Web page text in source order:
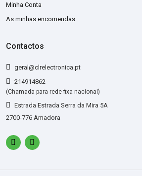
Minha Conta
As minhas encomendas
Contactos
geral@clrelectronica.pt
214914862
(Chamada para rede fixa nacional)
Estrada Estrada Serra da Mira 5A
2700-776 Amadora